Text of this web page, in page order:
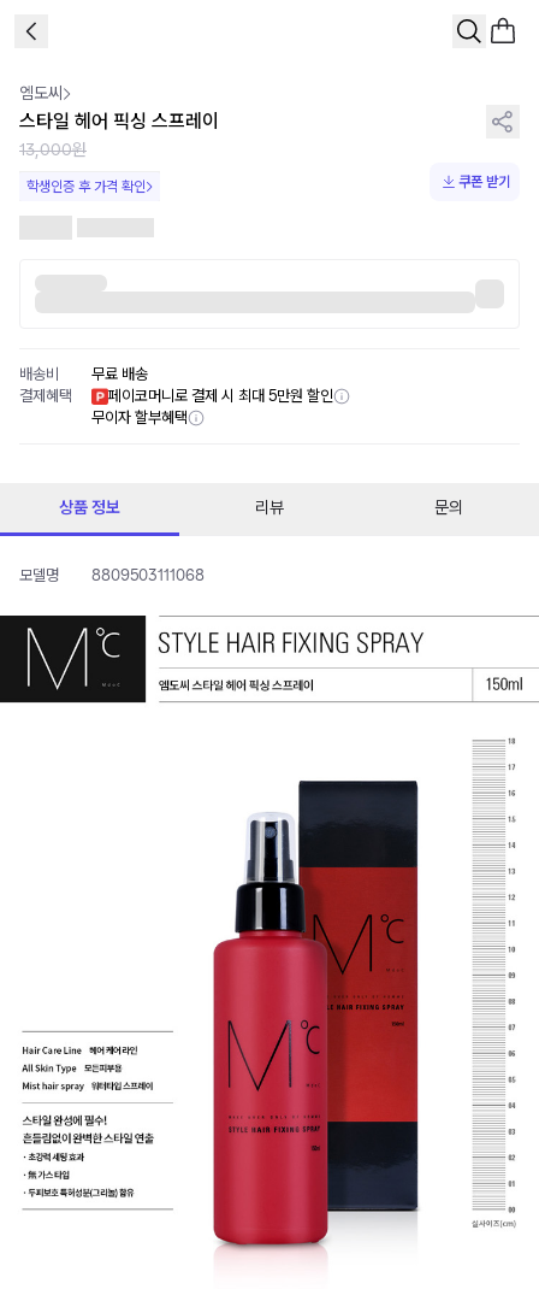
엠도씨
스타일 헤어 픽싱 스프레이
13,000원
학생인증 후 가격 확인 쿠폰 받기
배송비
무료 배송
결제혜택
페이코머니로 결제 시 최대 5만원 할인
무이자 할부혜택
상품 정보 리뷰 문의
모델명 8809503111068